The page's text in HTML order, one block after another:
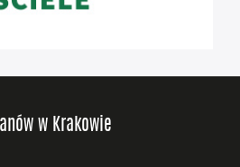
w Krakowie